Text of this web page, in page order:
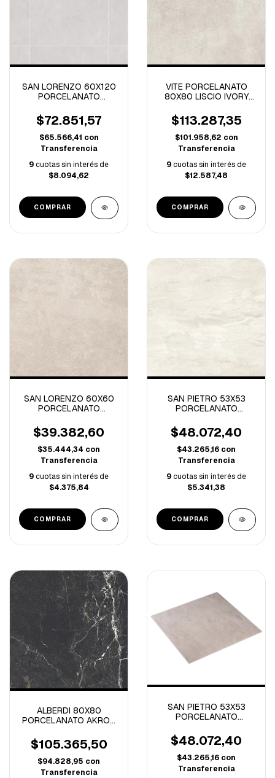
SAN LORENZO 60X120
PORCELANATO
GRIS-2.16M/C
$72.851,57
$65.566,41 con
Transferencia
9cuotas sin interés de
$8.094,62
VITE PORCELANATO
80X80 LISCIO IVORY
M/C
$113.287,35
$101.958,62 con
Transferencia
9cuotas sin interés de
$12.587,48
SAN LORENZO 60X60
PORCELANATO
ARENA-1.80M/C
$39.382,60
$35.444,34 con
Transferencia
9cuotas sin interés de
$4.375,84
SAN PIETRO 53X53
PORCELANATO
BRILLANTE 1° -2M/C
$48.072,40
$43.265,16 con
Transferencia
9cuotas sin interés de
$5.341,38
ALBERDI 80X80
PORCELANATO AKROS
RECTIFICADO 1º
-2.56M/C
$105.365,50
$94.828,95 con
Transferencia
SAN PIETRO 53X53
PORCELANATO
BRILLANTE 1° -2M/C
$48.072,40
$43.265,16 con
Transferencia